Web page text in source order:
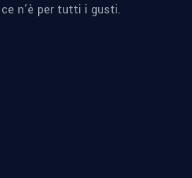
n’è per tutti i gusti.